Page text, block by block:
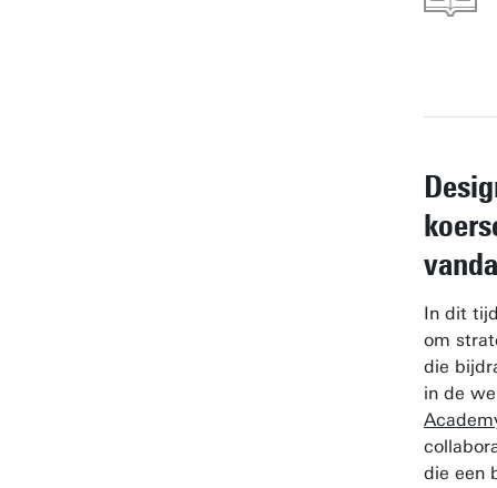
In dit
om
die
in de
die een